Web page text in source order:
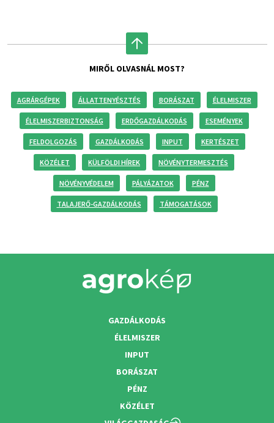
MIRŐL OLVASNÁL MOST?
AGRÁRGÉPEK ÁLLATTENYÉSZTÉS BORÁSZAT ÉLELMISZER
ÉLELMISZERBIZTONSÁG ERDŐGAZDÁLKODÁS ESEMÉNYEK
FELDOLGOZÁS GAZDÁLKODÁS INPUT KERTÉSZET
KÖZÉLET KÜLFÖLDI HÍREK NÖVÉNYTERMESZTÉS
NÖVÉNYVÉDELEM PÁLYÁZATOK PÉNZ
TALAJERŐ-GAZDÁLKODÁS TÁMOGATÁSOK
GAZDÁLKODÁS
ÉLELMISZER
INPUT
BORÁSZAT
PÉNZ
KÖZÉLET